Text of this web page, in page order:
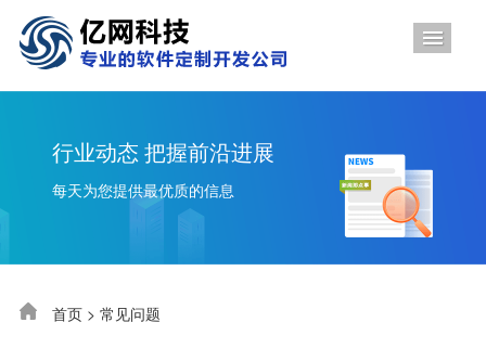
行业动态 把握前沿进展
每天为您提供最优质的信息
首页 > 常见问题